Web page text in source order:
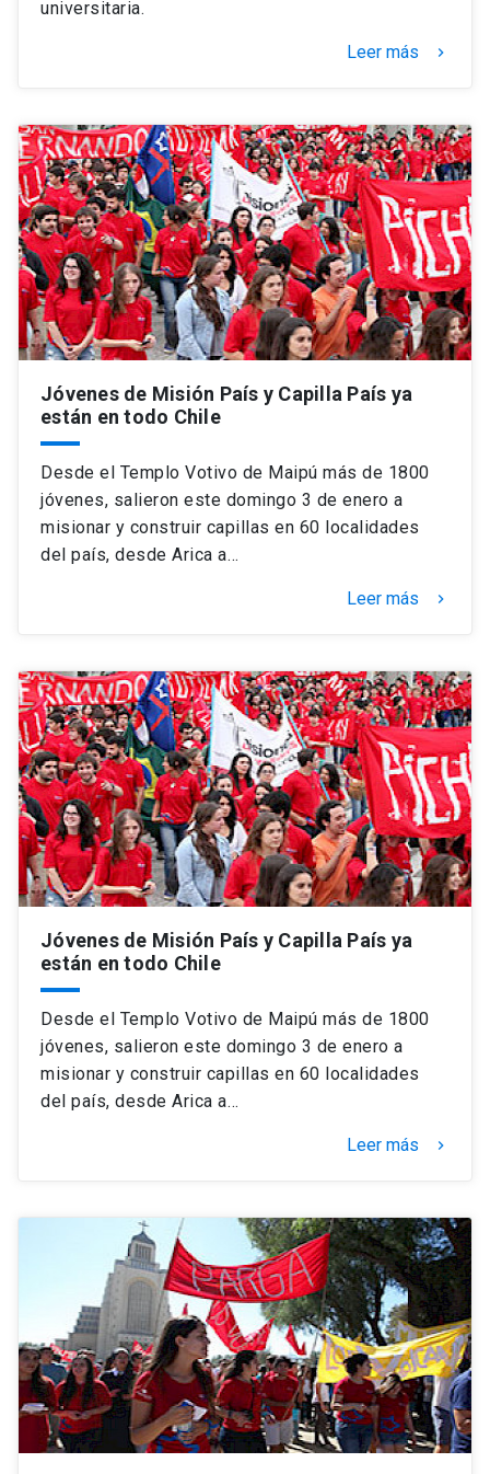
universitaria.
Leer más keyboard_arrow_right
Jóvenes de Misión País y Capilla País ya
están en todo Chile
Desde el Templo Votivo de Maipú más de 1800
jóvenes, salieron este domingo 3 de enero a
misionar y construir capillas en 60 localidades
del país, desde Arica a…
Leer más keyboard_arrow_right
Jóvenes de Misión País y Capilla País ya
están en todo Chile
Desde el Templo Votivo de Maipú más de 1800
jóvenes, salieron este domingo 3 de enero a
misionar y construir capillas en 60 localidades
del país, desde Arica a…
Leer más keyboard_arrow_right